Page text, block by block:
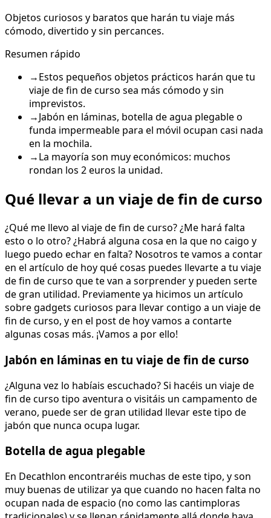
Objetos curiosos y baratos que harán tu viaje más
cómodo, divertido y sin percances.
Resumen rápido
→Estos pequeños objetos prácticos harán que tu
viaje de fin de curso sea más cómodo y sin
imprevistos.
→Jabón en láminas, botella de agua plegable o
funda impermeable para el móvil ocupan casi nada
en la mochila.
→La mayoría son muy económicos: muchos
rondan los 2 euros la unidad.
Qué llevar a un viaje de fin de curso
¿Qué me llevo al viaje de fin de curso? ¿Me hará falta
esto o lo otro? ¿Habrá alguna cosa en la que no caigo y
luego puedo echar en falta? Nosotros te vamos a contar
en el artículo de hoy qué cosas puedes llevarte a tu viaje
de fin de curso que te van a sorprender y pueden serte
de gran utilidad. Previamente ya hicimos un artículo
sobre gadgets curiosos para llevar contigo a un viaje de
fin de curso, y en el post de hoy vamos a contarte
algunas cosas más. ¡Vamos a por ello!
Jabón en láminas en tu viaje de fin de curso
¿Alguna vez lo habíais escuchado? Si hacéis un viaje de
fin de curso tipo aventura o visitáis un campamento de
verano, puede ser de gran utilidad llevar este tipo de
jabón que nunca ocupa lugar.
Botella de agua plegable
En Decathlon encontraréis muchas de este tipo, y son
muy buenas de utilizar ya que cuando no hacen falta no
ocupan nada de espacio (no como las cantimploras